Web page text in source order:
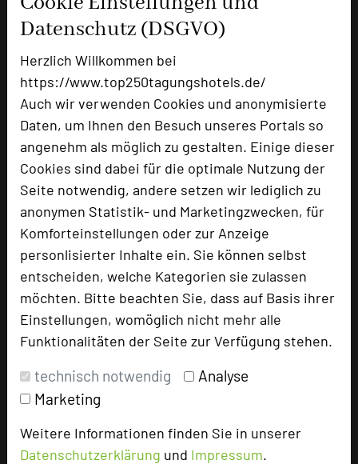
Datenschutz (DSGVO)
Herzlich Willkommen bei
https://www.top250tagungshotels.de/
Auch wir verwenden Cookies und anonymisierte
Daten, um Ihnen den Besuch unseres Portals so
angenehm als möglich zu gestalten. Einige dieser
Cookies sind dabei für die optimale Nutzung der
Seite notwendig, andere setzen wir lediglich zu
anonymen Statistik- und Marketingzwecken, für
Komforteinstellungen oder zur Anzeige
personlisierter Inhalte ein. Sie können selbst
entscheiden, welche Kategorien sie zulassen
möchten. Bitte beachten Sie, dass auf Basis ihrer
Einstellungen, womöglich nicht mehr alle
Funktionalitäten der Seite zur Verfügung stehen.
technisch notwendig
Analyse
Marketing
Weitere Informationen finden Sie in unserer
Datenschutzerklärung und Impressum.
Hotel am Schlosspark
Lindenauallee 20
99867 Gotha
phone +49 3621 442-0
mail Email
language Homepage
zur Tagungsanfrage hinzufügen
Bewertung